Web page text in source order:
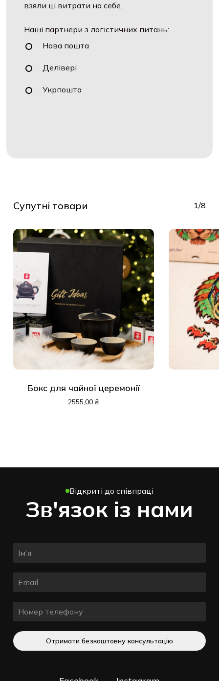
взяли ці витрати на себе.
Наші партнери з логістичних питань:
Нова пошта
Делівері
Укрпошта
Супутні товари 1/8
Бокс для чайної церемонії
2555,00 ₴
Відкриті до співпраці
Зв'язок із нами
Отримати безкоштовну консультацію